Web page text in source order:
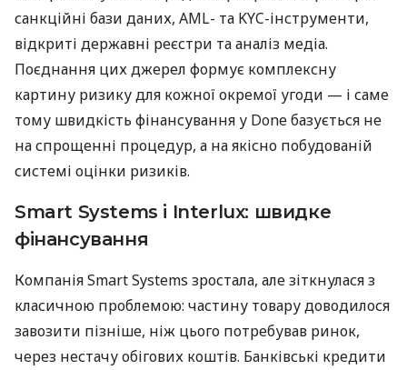
санкційні бази даних, AML- та KYC-інструменти,
відкриті державні реєстри та аналіз медіа.
Поєднання цих джерел формує комплексну
картину ризику для кожної окремої угоди — і саме
тому швидкість фінансування у Done базується не
на спрощенні процедур, а на якісно побудованій
системі оцінки ризиків.
Smart Systems і Interlux: швидке
фінансування
Компанія Smart Systems зростала, але зіткнулася з
класичною проблемою: частину товару доводилося
завозити пізніше, ніж цього потребував ринок,
через нестачу обігових коштів. Банківські кредити